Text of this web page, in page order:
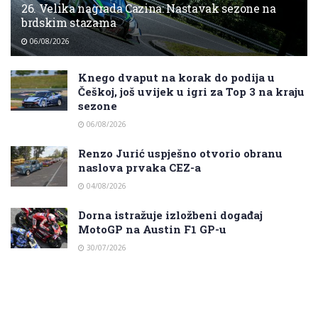
26. Velika nagrada Cazina: Nastavak sezone na
brdskim stazama
06/08/2026
Knego dvaput na korak do podija u
Češkoj, još uvijek u igri za Top 3 na kraju
sezone
06/08/2026
Renzo Jurić uspješno otvorio obranu
naslova prvaka CEZ-a
04/08/2026
Dorna istražuje izložbeni događaj
MotoGP na Austin F1 GP-u
30/07/2026